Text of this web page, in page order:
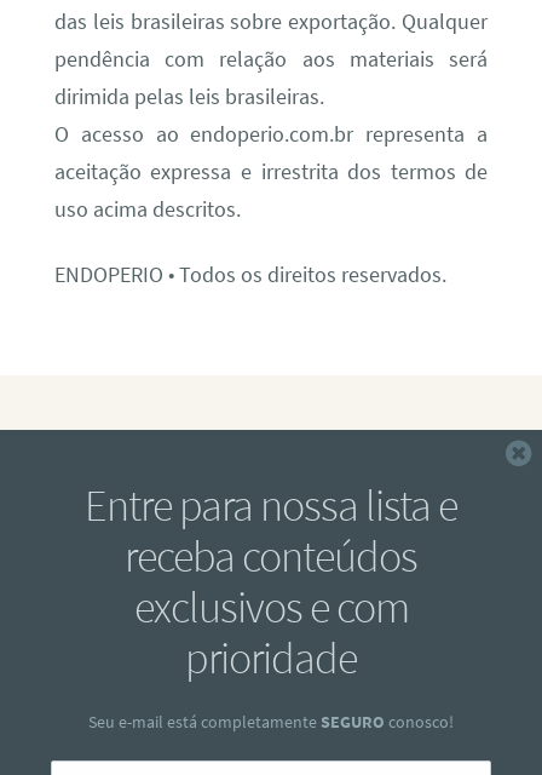
das leis brasileiras sobre exportação. Qualquer
pendência com relação aos materiais será
dirimida pelas leis brasileiras.
O acesso ao endoperio.com.br representa a
aceitação expressa e irrestrita dos termos de
uso acima descritos.
ENDOPERIO • Todos os direitos reservados.
Entre para nossa lista e
receba conteúdos
exclusivos e com
prioridade
Seu e-mail está completamenteSEGURO conosco!